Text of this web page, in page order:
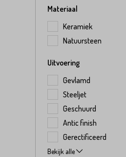
Materiaal
Keramiek
Natuursteen
Uitvoering
Gevlamd
Steeljet
Geschuurd
Antic finish
Gerectificeerd
Bekijk alle